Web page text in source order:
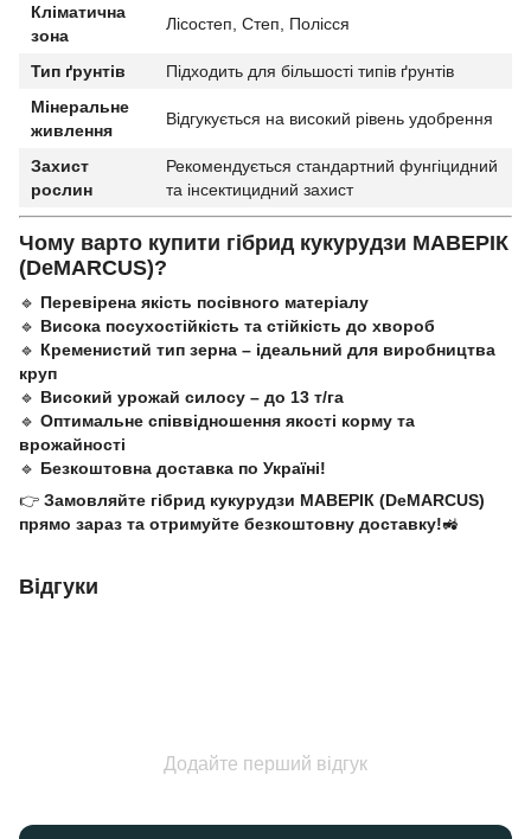
Кліматична
зона
Лісостеп, Степ, Полісся
Тип ґрунтів
Підходить для більшості типів ґрунтів
Мінеральне
живлення
Відгукується на високий рівень удобрення
Захист
рослин
Рекомендується стандартний фунгіцидний
та інсектицидний захист
Чому варто купити гібрид кукурудзи МАВЕРІК
(DeMARCUS)?
🔹 Перевірена якість посівного матеріалу
🔹 Висока посухостійкість та стійкість до хвороб
🔹 Кременистий тип зерна – ідеальний для виробництва
круп
🔹 Високий урожай силосу – до 13 т/га
🔹 Оптимальне співвідношення якості корму та
врожайності
🔹 Безкоштовна доставка по Україні!
👉 Замовляйте гібрид кукурудзи МАВЕРІК (DeMARCUS)
прямо зараз та отримуйте безкоштовну доставку!🚜
Відгуки
Додайте перший відгук